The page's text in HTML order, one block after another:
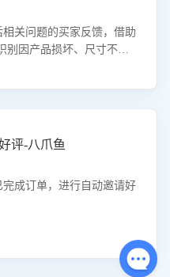
关问题的买家反馈，借助
别因产品损坏、尺寸不符
额的显著提升。
评-八爪鱼
成订单，进行自动邀请好